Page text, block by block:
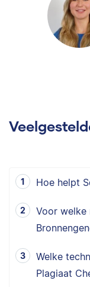
Hoe helpt
Voor welke
Welke
Plagiaat